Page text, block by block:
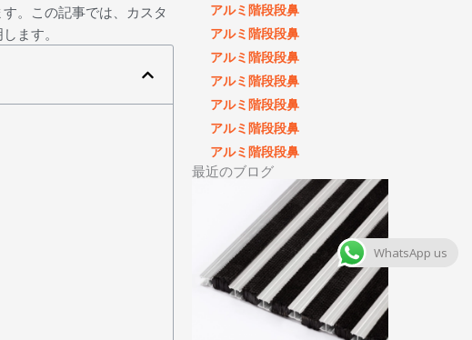
。この記事では、カスタ
ます。
アルミ階段段鼻
アルミ階段段鼻
アルミ階段段鼻
アルミ階段段鼻
アルミ階段段鼻
アルミ階段段鼻
アルミ階段段鼻
最近のブログ
WhatsApp us